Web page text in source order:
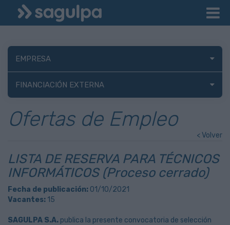
EMPRESA
FINANCIACIÓN EXTERNA
Ofertas de Empleo
< Volver
LISTA DE RESERVA PARA TÉCNICOS
INFORMÁTICOS (Proceso cerrado)
Fecha de publicación: 01/10/2021
Vacantes: 15
SAGULPA S.A. publica la presente convocatoria de selección